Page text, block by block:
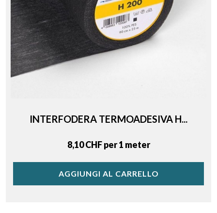
INTERFODERA TERMOADESIVA H...
Price
8,10 CHF per 1 meter
AGGIUNGI AL CARRELLO